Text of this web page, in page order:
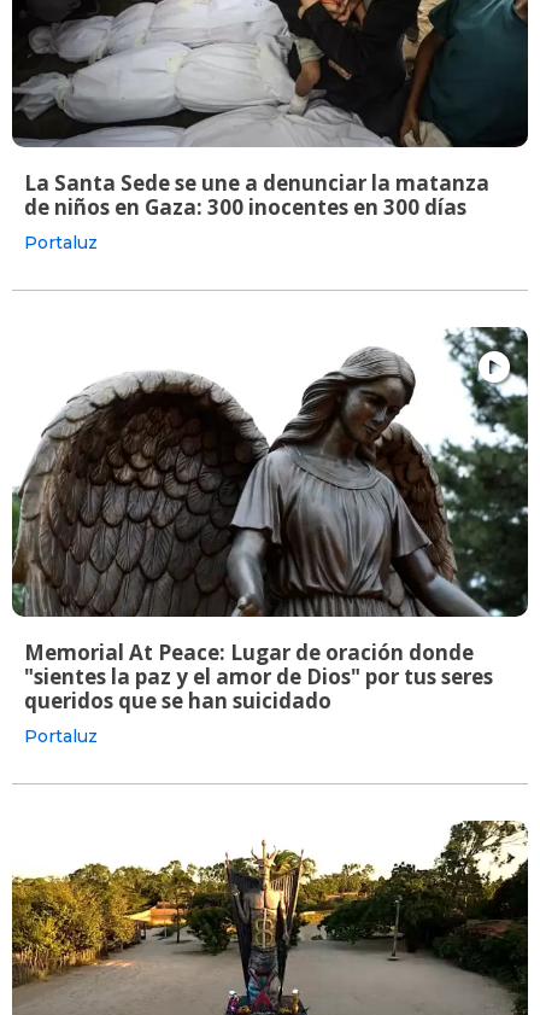
La Santa Sede se une a denunciar la matanza
de niños en Gaza: 300 inocentes en 300 días
Portaluz
Memorial At Peace: Lugar de oración donde
"sientes la paz y el amor de Dios" por tus seres
queridos que se han suicidado
Portaluz